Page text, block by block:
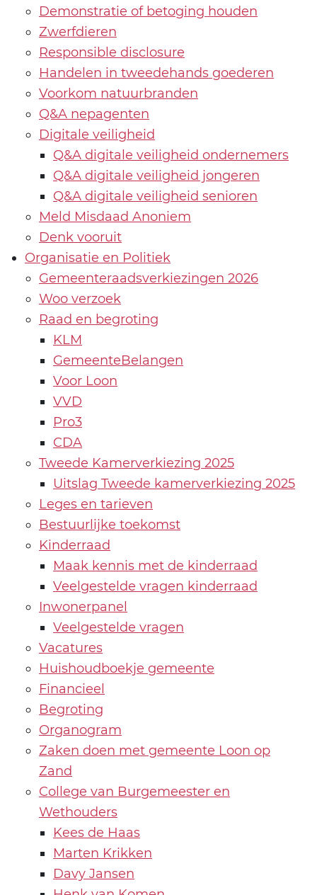
Demonstratie of betoging houden
Zwerfdieren
Responsible disclosure
Handelen in tweedehands goederen
Voorkom natuurbranden
Q&A nepagenten
Digitale veiligheid
Q&A digitale veiligheid ondernemers
Q&A digitale veiligheid jongeren
Q&A digitale veiligheid senioren
Meld Misdaad Anoniem
Denk vooruit
Organisatie en Politiek
Gemeenteraadsverkiezingen 2026
Woo verzoek
Raad en begroting
KLM
GemeenteBelangen
Voor Loon
VVD
Pro3
CDA
Tweede Kamerverkiezing 2025
Uitslag Tweede kamerverkiezing 2025
Leges en tarieven
Bestuurlijke toekomst
Kinderraad
Maak kennis met de kinderraad
Veelgestelde vragen kinderraad
Inwonerpanel
Veelgestelde vragen
Vacatures
Huishoudboekje gemeente
Financieel
Begroting
Organogram
Zaken doen met gemeente Loon op
Zand
College van Burgemeester en
Wethouders
Kees de Haas
Marten Krikken
Davy Jansen